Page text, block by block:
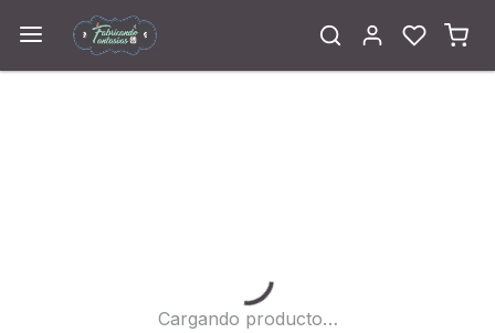
Cargando...
Cargando producto…